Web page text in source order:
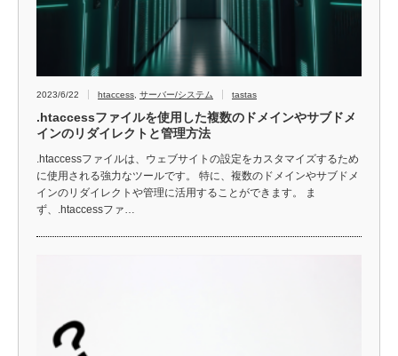
2023/6/22 htaccess サーバー/システム tastas
.htaccessファイルを使用した複数のドメインやサブドメ
インのリダイレクトと管理方法
.htaccessファイルは、ウェブサイトの設定をカスタマイズするため
に使用される強力なツールです。 特に、複数のドメインやサブドメ
インのリダイレクトや管理に活用することができます。 ま
ず、.htaccessファ…